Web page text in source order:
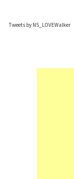
Tweets by NS_LOVEWalker